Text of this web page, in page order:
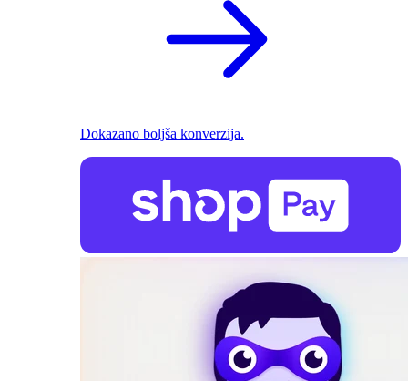
Dokazano boljša konverzija.